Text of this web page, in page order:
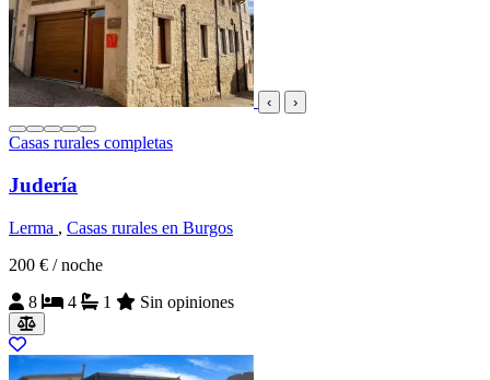
‹ ›
Casas rurales completas
Judería
Lerma , Casas rurales en Burgos
200 € / noche
8
4 1 Sin opiniones